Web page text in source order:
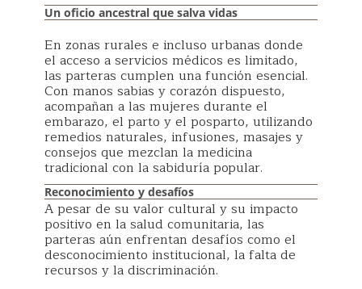
Un oficio ancestral que salva vidas
En zonas rurales e incluso urbanas donde
el acceso a servicios médicos es limitado,
las parteras cumplen una función esencial.
Con manos sabias y corazón dispuesto,
acompañan a las mujeres durante el
embarazo, el parto y el posparto, utilizando
remedios naturales, infusiones, masajes y
consejos que mezclan la medicina
tradicional con la sabiduría popular.
Reconocimiento y desafíos
A pesar de su valor cultural y su impacto
positivo en la salud comunitaria, las
parteras aún enfrentan desafíos como el
desconocimiento institucional, la falta de
recursos y la discriminación.